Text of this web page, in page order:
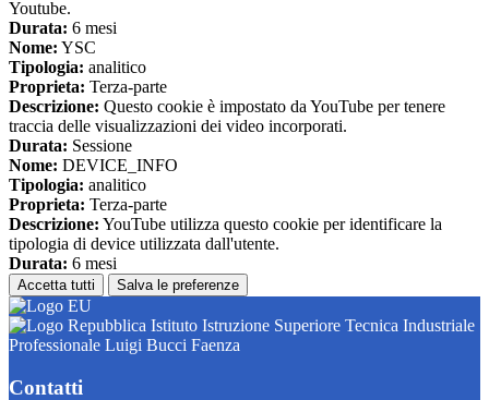
Youtube.
Durata: 6 mesi
Nome: YSC
Tipologia: analitico
Proprieta: Terza-parte
Descrizione: Questo cookie è impostato da YouTube per tenere
traccia delle visualizzazioni dei video incorporati.
Durata: Sessione
Nome: DEVICE_INFO
Tipologia: analitico
Proprieta: Terza-parte
Descrizione: YouTube utilizza questo cookie per identificare la
tipologia di device utilizzata dall'utente.
Durata: 6 mesi
Accetta tutti Salva le preferenze
Istituto Istruzione Superiore Tecnica Industriale
Professionale Luigi Bucci Faenza
Contatti